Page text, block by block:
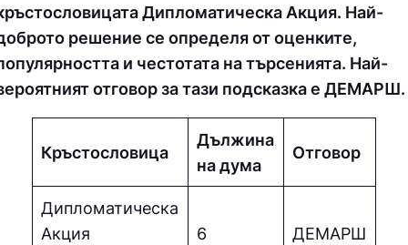
Дипломатическа Акция. Най-
решение се определя от оценките,
и честотата на търсенията. Най-
отговор за тази подсказка е ДEМAPШ.
Кръстословица
Дължина
на дума
Отговор
Дипломатическа
Акция
6 ДEМAPШ